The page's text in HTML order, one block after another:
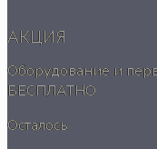
АКЦИЯ
Оборудование и
БЕСПЛАТНО
Осталось